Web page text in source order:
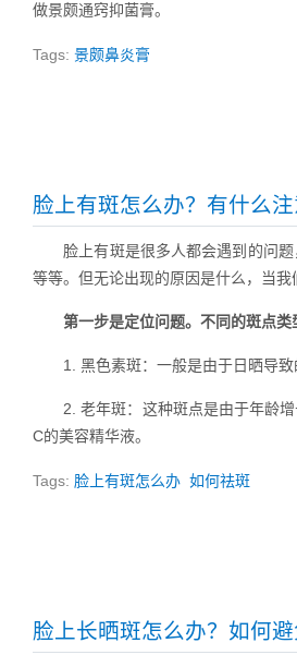
做景颇通窍抑菌膏。
Tags:景颇鼻炎膏
脸上有斑怎么办？有什么注
脸上有斑是很多人都会遇到的问
等等。但无论出现的原因是什么，当
第一步是定位问题。不同的斑点类
1. 黑色素斑：一般是由于日晒导
2. 老年斑：这种斑点是由于年龄
C的美容精华液。
Tags: 脸上有斑怎么办 如何祛斑
脸上长晒斑怎么办？如何避